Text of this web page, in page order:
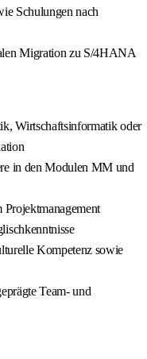
Schulungen nach
Migration zu S/4HANA
Wirtschaftsinformatik oder
in den Modulen MM und
Kompetenz sowie
Team- und